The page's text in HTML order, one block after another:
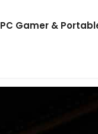
PC Gamer &